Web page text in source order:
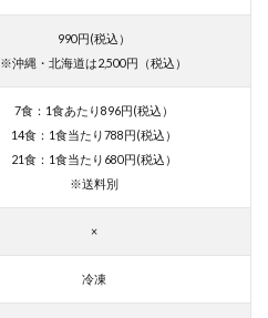
990円(税込）
※沖縄・北海道は2,500円（税込）
7食：1食あたり896円(税込）
14食：1食当たり788円(税込）
21食：1食当たり680円(税込）
※送料別
×
冷凍